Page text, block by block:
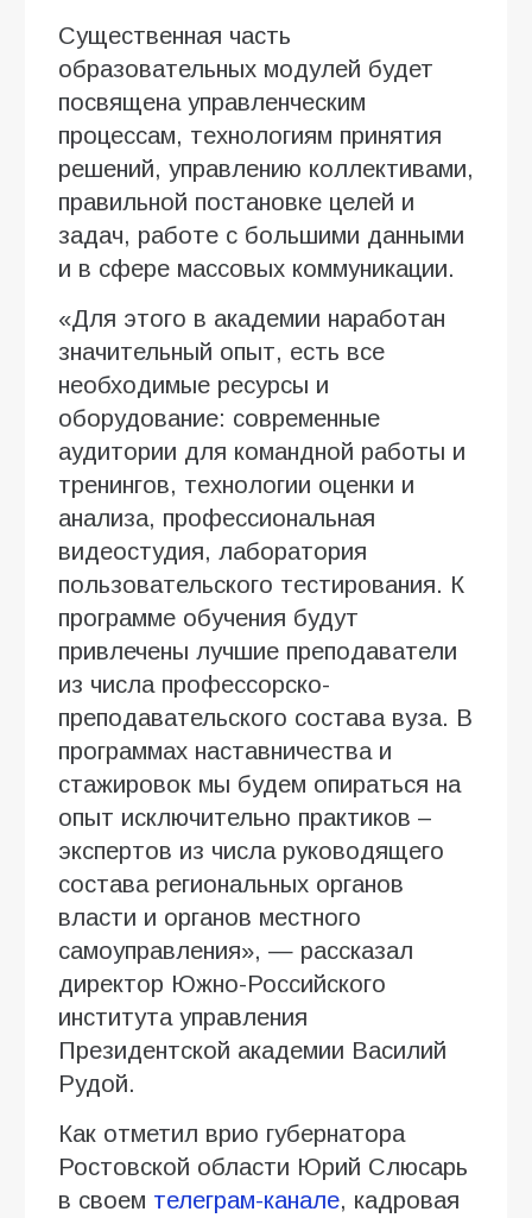
Существенная часть
образовательных модулей будет
посвящена управленческим
процессам, технологиям принятия
решений, управлению коллективами,
правильной постановке целей и
задач, работе с большими данными
и в сфере массовых коммуникации.
«Для этого в академии наработан
значительный опыт, есть все
необходимые ресурсы и
оборудование: современные
аудитории для командной работы и
тренингов, технологии оценки и
анализа, профессиональная
видеостудия, лаборатория
пользовательского тестирования. К
программе обучения будут
привлечены лучшие преподаватели
из числа профессорско-
преподавательского состава вуза. В
программах наставничества и
стажировок мы будем опираться на
опыт исключительно практиков –
экспертов из числа руководящего
состава региональных органов
власти и органов местного
самоуправления», — рассказал
директор Южно-Российского
института управления
Президентской академии Василий
Рудой.
Как отметил врио губернатора
Ростовской области Юрий Слюсарь
в своем телеграм-канале, кадровая